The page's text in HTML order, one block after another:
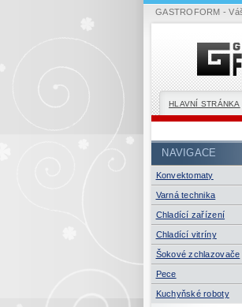
HLAVNÍ STRÁNKA
NAVIGACE
Konvektomaty
Varná technika
Chladící zařízení
Chladící vitríny
Šokové zchlazovače
Pece
Kuchyňské roboty
GASTROFORM -